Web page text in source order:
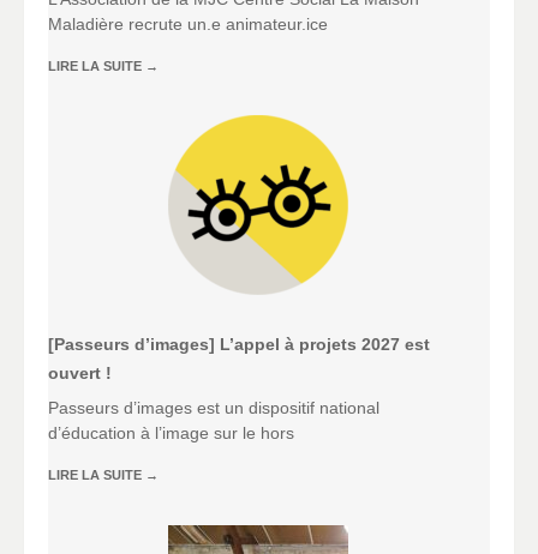
Maladière recrute un.e animateur.ice
LIRE LA SUITE →
[Passeurs d’images] L’appel à projets 2027 est
ouvert !
Passeurs d’images est un dispositif national
d’éducation à l’image sur le hors
LIRE LA SUITE →